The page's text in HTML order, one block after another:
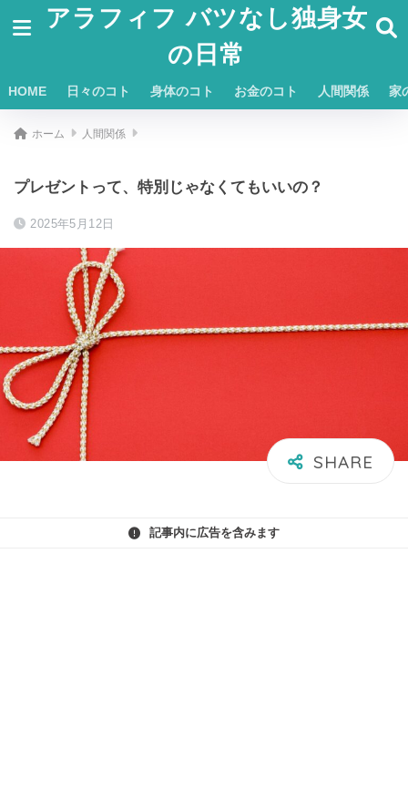
アラフィフ バツなし独身女
の日常
HOME 日々のコト 身体のコト お金のコト 人間関係 家
ホーム 人間関係
プレゼントって、特別じゃなくてもいいの？
2025年5月12日
記事内に広告を含みます